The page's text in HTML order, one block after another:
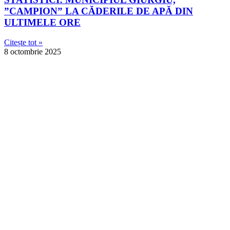
”CAMPION” LA CĂDERILE DE APĂ DIN
ULTIMELE ORE
Citește tot »
8 octombrie 2025